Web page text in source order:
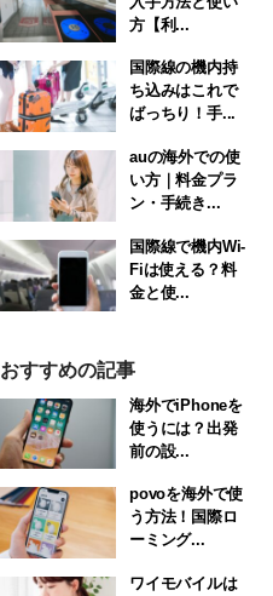
方【利...
国際線の機内持
ち込みはこれで
ばっちり！手...
auの海外での使
い方｜料金プラ
ン・手続き...
国際線で機内Wi-
Fiは使える？料
金と使...
おすすめの記事
海外でiPhoneを
使うには？出発
前の設...
povoを海外で使
う方法！国際ロ
ーミング...
ワイモバイルは